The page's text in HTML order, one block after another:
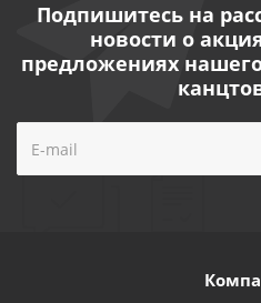
Подпишитесь на
новости о
предложениях